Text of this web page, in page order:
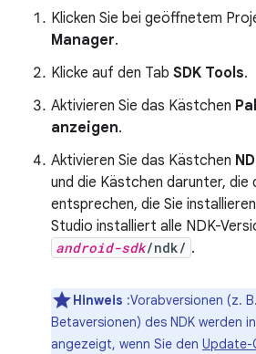
Klicken Sie bei geöffnetem
Manager.
Klicke auf den Tab SDK Tools.
Aktivieren Sie das Kästchen
anzeigen.
Aktivieren Sie das Kästchen
und die Kästchen darunter, die
entsprechen, die Sie
Studio installiert alle NDK-
android-sdk/ndk/ .
Hinweis :Vorabversionen (z.
Betaversionen) des NDK werden
angezeigt, wenn Sie den Update-